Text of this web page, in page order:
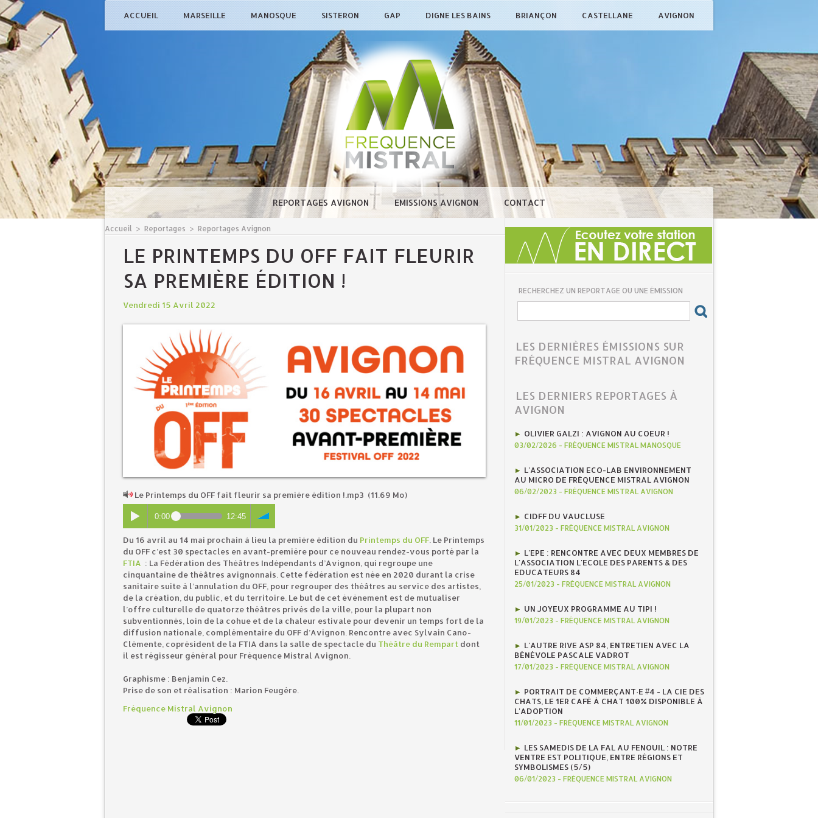
ACCUEIL MARSEILLE MANOSQUE SISTERON GAP DIGNE LES BAINS BRIANÇON CASTELLANE AVIGNON
REPORTAGES AVIGNON EMISSIONS AVIGNON CONTACT
Accueil > Reportages > Reportages Avignon
LE PRINTEMPS DU OFF FAIT FLEURIR
SA PREMIÈRE ÉDITION !
Vendredi 15 Avril 2022
Le Printemps du OFF fait fleurir sa première édition !.mp3 (11.69 Mo)
0:00 12:45
Du 16 avril au 14 mai prochain à lieu la première édition du Printemps du OFF . Le Printemps
du OFF c’est 30 spectacles en avant-première pour ce nouveau rendez-vous porté par la
FTIA : La Fédération des Théâtres Indépendants d’Avignon, qui regroupe une
cinquantaine de théâtres avignonnais. Cette fédération est née en 2020 durant la crise
sanitaire suite à l’annulation du OFF, pour regrouper des théâtres au service des artistes,
de la création, du public, et du territoire. Le but de cet évènement est de mutualiser
l’offre culturelle de quatorze théâtres privés de la ville, pour la plupart non
subventionnés, loin de la cohue et de la chaleur estivale pour devenir un temps fort de la
diffusion nationale, complémentaire du OFF d’Avignon. Rencontre avec Sylvain Cano-
Clémente, coprésident de la FTIA dans la salle de spectacle du Théâtre du Rempart dont
il est régisseur général pour Fréquence Mistral Avignon.
Graphisme : Benjamin Cez.
Prise de son et réalisation : Marion Feugère.
Fréquence Mistral Avignon
RECHERCHEZ UN REPORTAGE OU UNE ÉMISSION
LES DERNIÈRES ÉMISSIONS SUR
FRÉQUENCE MISTRAL AVIGNON
LES DERNIERS REPORTAGES À
AVIGNON
OLIVIER GALZI : AVIGNON AU COEUR !
03/02/2026 - FRÉQUENCE MISTRAL MANOSQUE
L'ASSOCIATION ECO-LAB ENVIRONNEMENT
AU MICRO DE FRÉQUENCE MISTRAL AVIGNON
06/02/2023 - FRÉQUENCE MISTRAL AVIGNON
CIDFF DU VAUCLUSE
31/01/2023 - FRÉQUENCE MISTRAL AVIGNON
L'EPE : RENCONTRE AVEC DEUX MEMBRES DE
L'ASSOCIATION L'ECOLE DES PARENTS & DES
EDUCATEURS 84
25/01/2023 - FRÉQUENCE MISTRAL AVIGNON
UN JOYEUX PROGRAMME AU TIPI !
19/01/2023 - FRÉQUENCE MISTRAL AVIGNON
L'AUTRE RIVE ASP 84, ENTRETIEN AVEC LA
BÉNÉVOLE PASCALE VADROT
17/01/2023 - FRÉQUENCE MISTRAL AVIGNON
PORTRAIT DE COMMERÇANT·E #4 - LA CIE DES
CHATS, LE 1ER CAFÉ À CHAT 100% DISPONIBLE À
L'ADOPTION
11/01/2023 - FRÉQUENCE MISTRAL AVIGNON
LES SAMEDIS DE LA FAL AU FENOUIL : NOTRE
VENTRE EST POLITIQUE, ENTRE RÉGIONS ET
SYMBOLISMES (5/5)
06/01/2023 - FRÉQUENCE MISTRAL AVIGNON